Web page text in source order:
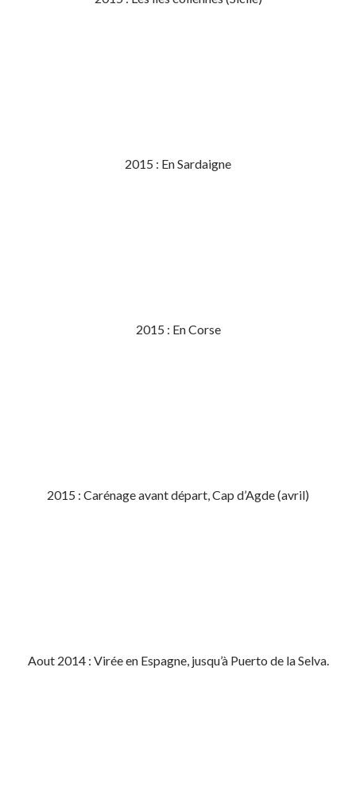
2015 : En Sardaigne
2015 : En Corse
2015 : Carénage avant départ, Cap d’Agde (avril)
Aout 2014 : Virée en Espagne, jusqu’à Puerto de la Selva.